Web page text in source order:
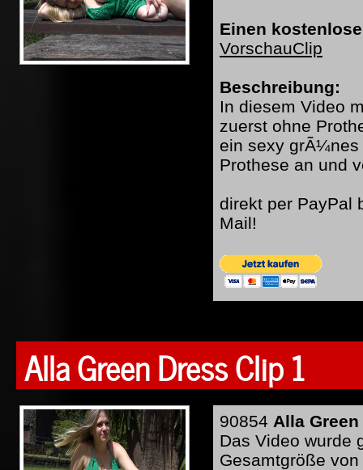
Einen
VorschauClip
Beschreibung:
In diesem Video
zuerst ohne
ein sexy grÃ¼nes
Prothese an und
direkt per PayPal
Mail!
Alla Green Dress Clip 1
90854 Alla
Das Video wurde
Gesamtgröße